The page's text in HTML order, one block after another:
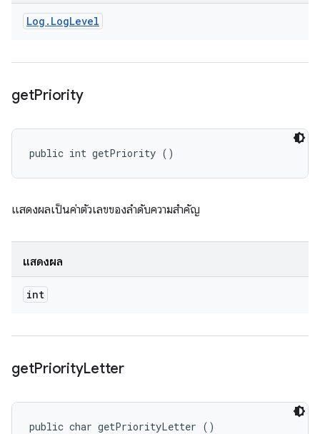
Log . LogLevel
getPriority
public int getPriority ()
แสดงผลเป็นค่าตัวเลขของลำดับความสำคัญ
แสดงผล
int
getPriorityLetter
public char getPriorityLetter ()